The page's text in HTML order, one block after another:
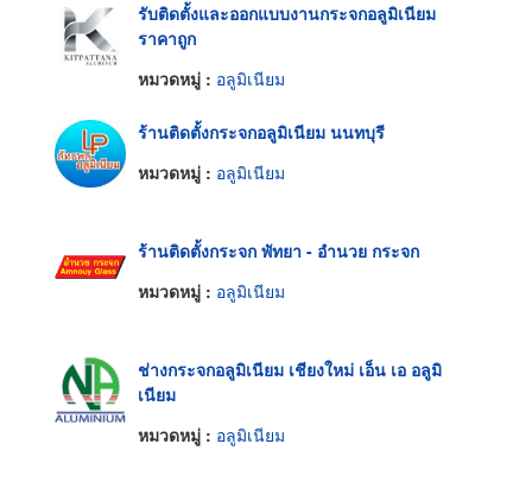
รับติดตั้งและออกแบบงานกระจกอลูมิเนียม
ราคาถูก
หมวดหมู่ : อลูมิเนียม
ร้านติดตั้งกระจกอลูมิเนียม นนทบุรี
หมวดหมู่ : อลูมิเนียม
ร้านติดตั้งกระจก พัทยา - อำนวย กระจก
หมวดหมู่ : อลูมิเนียม
ช่างกระจกอลูมิเนียม เชียงใหม่ เอ็น เอ อลูมิ
เนียม
หมวดหมู่ : อลูมิเนียม